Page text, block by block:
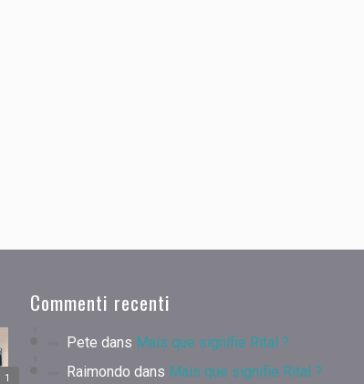
1
Commenti recenti
Pete dans Mais que signifie Rital ?
Raimondo dans Mais que signifie Rital ?